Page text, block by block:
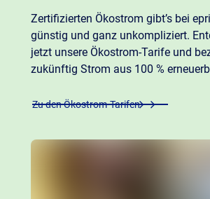
Zertifizierten Ökostrom gibt’s bei
günstig und ganz unkompliziert.
jetzt unsere Ökostrom-Tarife und
zukünftig Strom aus 100 %
Zu den Ökostrom-Tarifen